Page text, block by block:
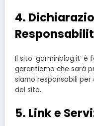
4.
Il sito ‘garminblog.it’ è
garantiamo che sarà
siamo responsabili per
del sito.
5. Link e